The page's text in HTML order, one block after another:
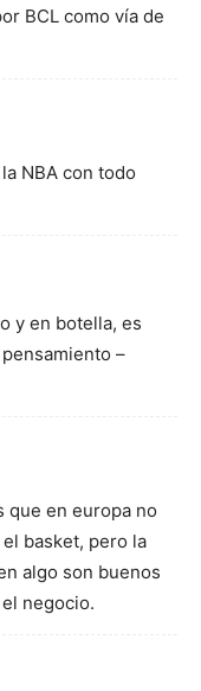
BCL como vía de
NBA con todo
y en botella, es
–
que en europa no
basket, pero la
algo son buenos
negocio.